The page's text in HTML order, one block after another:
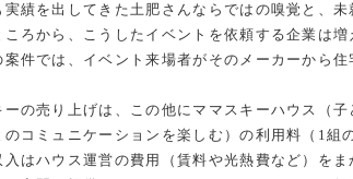
実績を出してきた土肥さんならではの嗅覚と、
ころから、こうしたイベントを依頼する企業は
案件では、イベント来場者がそのメーカーから
の売り上げは、この他にママスキーハウス（
のコミュニケーションを楽しむ）の利用料（1
入はハウス運営の費用（賃料や光熱費など）を